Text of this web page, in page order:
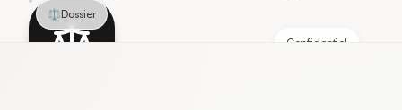
Confidentiel
⚖️Dossier